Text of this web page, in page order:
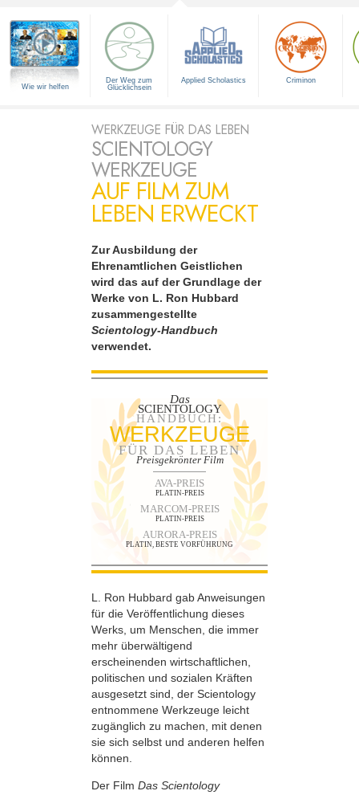
Wie wir helfen
Der Weg zum
Glücklichsein
Applied Scholastics Criminon
WERKZEUGE FÜR DAS LEBEN
SCIENTOLOGY
WERKZEUGE
AUF FILM ZUM
LEBEN ERWECKT
Zur Ausbildung der
Ehrenamtlichen Geistlichen
wird das auf der Grundlage der
Werke von L. Ron Hubbard
zusammengestellte
Scientology-Handbuch
verwendet.
Das
SCIENTOLOGY
HANDBUCH:
WERKZEUGE
FÜR DAS LEBEN
Preisgekrönter Film
AVA-PREIS
PLATIN-PREIS
MARCOM-PREIS
PLATIN-PREIS
AURORA-PREIS
PLATIN, BESTE VORFÜHRUNG
L. Ron Hubbard gab Anweisungen
für die Veröffentlichung dieses
Werks, um Menschen, die immer
mehr überwältigend
erscheinenden wirtschaftlichen,
politischen und sozialen Kräften
ausgesetzt sind, der Scientology
entnommene Werkzeuge leicht
zugänglich zu machen, mit denen
sie sich selbst und anderen helfen
können.
Der Film Das Scientology